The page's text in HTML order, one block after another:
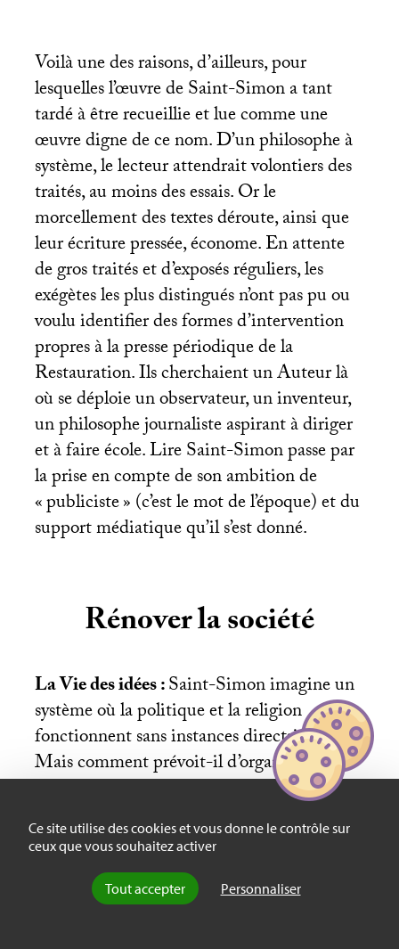
Ce site utilise des cookies et vous donne le contrôle sur
ceux que vous souhaitez activer
Tout accepter Personnaliser
Voilà une des raisons, d’ailleurs, pour
lesquelles l’œuvre de Saint-Simon a tant
tardé à être recueillie et lue comme une
œuvre digne de ce nom. D’un philosophe à
système, le lecteur attendrait volontiers des
traités, au moins des essais. Or le
morcellement des textes déroute, ainsi que
leur écriture pressée, économe. En attente
de gros traités et d’exposés réguliers, les
exégètes les plus distingués n’ont pas pu ou
voulu identifier des formes d’intervention
propres à la presse périodique de la
Restauration. Ils cherchaient un Auteur là
où se déploie un observateur, un inventeur,
un philosophe journaliste aspirant à diriger
et à faire école. Lire Saint-Simon passe par
la prise en compte de son ambition de
«publiciste» (c’est le mot de l’époque) et du
support médiatique qu’il s’est donné.
Rénover la société
La Vie des idées :Saint-Simon imagine un
système où la politique et la religion
fonctionnent sans instances directrices.
Mais comment prévoit-il d’organiser une
Les éditeurs :Saint-Simon n’est pas
démocrate à proprement parler. Le